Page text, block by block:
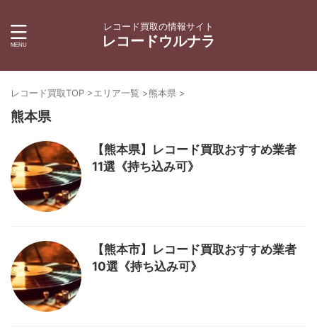
レコード買取の情報サイト
レコードウルナラ
レコード買取TOP >エリア一覧 >熊本県 >
熊本県
【熊本県】レコード買取おすすめ業者
11選《持ち込み可》
【熊本市】レコード買取おすすめ業者
10選《持ち込み可》